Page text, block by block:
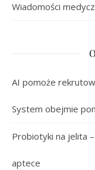
Wiadomości
AI pomoże
System obejmie
Probiotyki na jelita
aptece